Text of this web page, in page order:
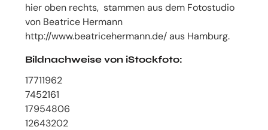
hier oben rechts, stammen aus dem Fotostudio
von Beatrice Hermann
http://www.beatricehermann.de/ aus Hamburg.
Bildnachweise von iStockfoto:
17711962
7452161
17954806
12643202